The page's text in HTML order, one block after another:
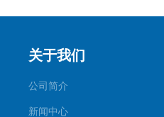
关于我们
公司简介
新闻中心